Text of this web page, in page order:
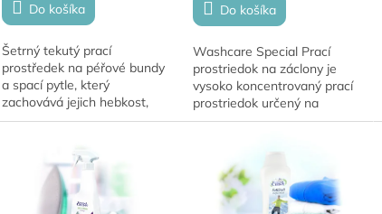
Do košíka
Šetrný tekutý prací
prostředek na péřové bundy
a spací pytle, který
zachovává jejich hebkost,
elasticitu a chrání péřovou i
a optických...
Do košíka
Washcare Special Prací
prostriedok na záclony je
vysoko koncentrovaný prací
prostriedok určený na
záclony, čipkovanú bielizeň a
odstraňuje prach, mastnotu...